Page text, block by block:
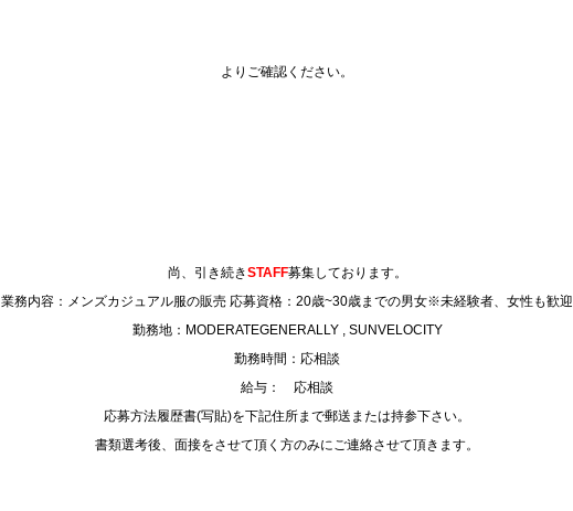
よりご確認ください。
尚、引き続きSTAFF募集しております。
業務内容：メンズカジュアル服の販売 応募資格：20歳~30歳までの男女※未経験者、女性も歓迎
勤務地：MODERATEGENERALLY , SUNVELOCITY
勤務時間：応相談
給与： 応相談
応募方法履歴書(写貼)を下記住所まで郵送または持参下さい。
書類選考後、面接をさせて頂く方のみにご連絡させて頂きます。